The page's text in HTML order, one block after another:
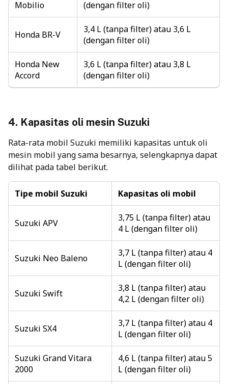
Mobilio (dengan filter oli)
Honda BR-V
3,4 L (tanpa filter) atau 3,6 L
(dengan filter oli)
Honda New
Accord
3,6 L (tanpa filter) atau 3,8 L
(dengan filter oli)
4. Kapasitas oli mesin Suzuki
Rata-rata mobil Suzuki memiliki kapasitas untuk oli
mesin mobil yang sama besarnya, selengkapnya dapat
dilihat pada tabel berikut.
Tipe mobil Suzuki Kapasitas oli mobil
Suzuki APV
3,75 L (tanpa filter) atau
4 L (dengan filter oli)
Suzuki Neo Baleno
3,7 L (tanpa filter) atau 4
L (dengan filter oli)
Suzuki Swift
3,8 L (tanpa filter) atau
4,2 L (dengan filter oli)
Suzuki SX4
3,7 L (tanpa filter) atau 4
L (dengan filter oli)
Suzuki Grand Vitara
2000
4,6 L (tanpa filter) atau 5
L (dengan filter oli)